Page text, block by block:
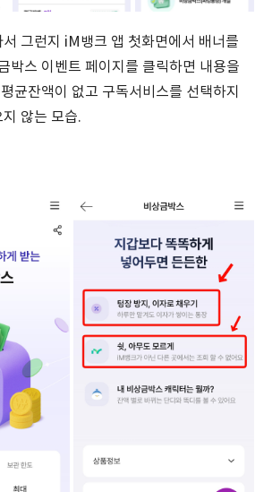
그런지 iM뱅크 앱 첫화면에서 배너를
박스 이벤트 페이지를 클릭하면 내용을
균잔액이 없고 구독서비스를 선택하지
않는 모습.